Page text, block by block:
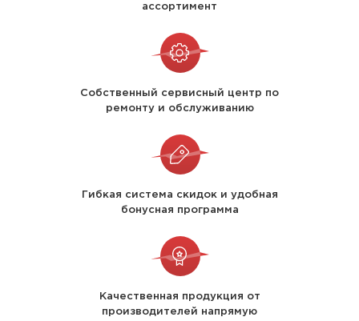
ассортимент
Собственный сервисный центр по
ремонту и обслуживанию
Гибкая система скидок и удобная
бонусная программа
Качественная продукция от
производителей напрямую